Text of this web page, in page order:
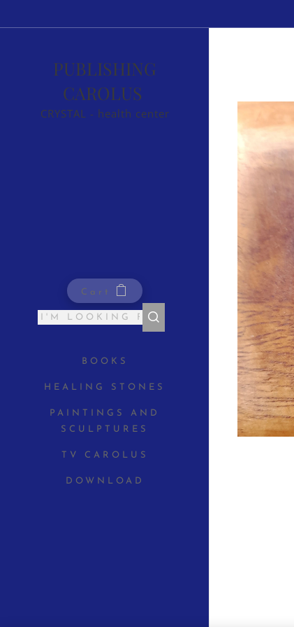
PUBLISHING
CAROLUS
CRYSTAL - health center
Cart
BOOKS
HEALING STONES
PAINTINGS AND
SCULPTURES
TV CAROLUS
DOWNLOAD